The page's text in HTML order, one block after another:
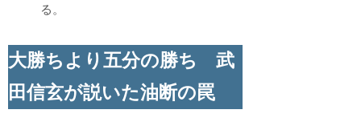
る。
大勝ちより五分の勝ち 武
田信玄が説いた油断の罠